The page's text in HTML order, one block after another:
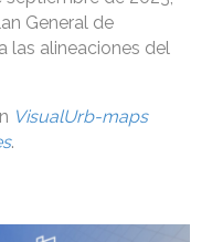
General de
las alineaciones del
VisualUrb-maps
.